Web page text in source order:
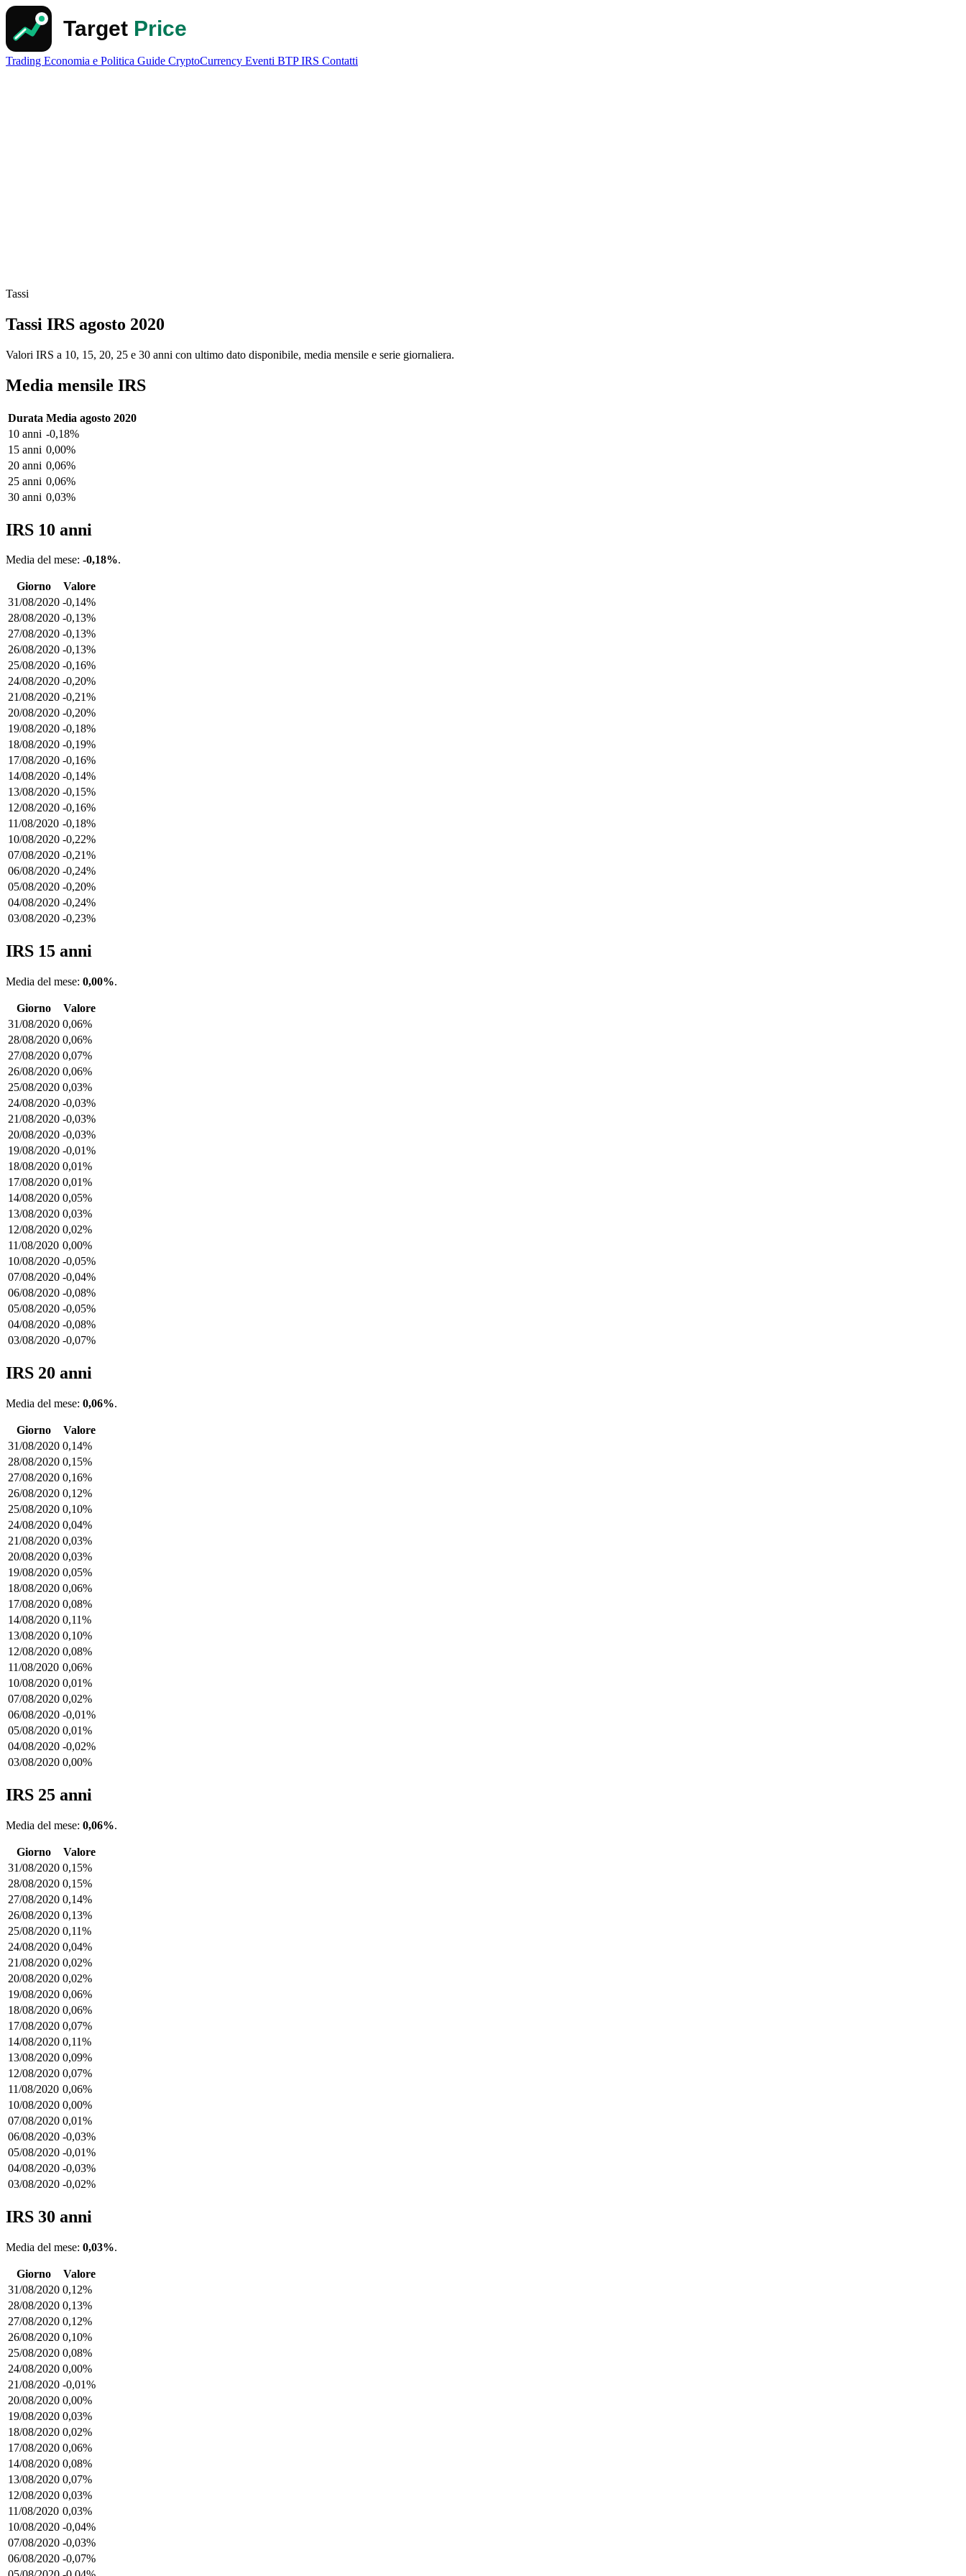
Trading Economia e Politica Guide CryptoCurrency Eventi BTPIRS Contatti
Tassi
Tassi IRS agosto 2020
Valori IRS a 10, 15, 20, 25 e 30 anni con ultimo dato disponibile, media mensile e serie giornaliera.
Media mensile IRS
Durata Media agosto 2020
10 anni -0,18%
15 anni 0,00%
20 anni 0,06%
25 anni 0,06%
30 anni 0,03%
IRS 10 anni
Media del mese: -0,18%.
Giorno
Valore
31/08/2020 -0,14%
28/08/2020 -0,13%
27/08/2020 -0,13%
26/08/2020 -0,13%
25/08/2020 -0,16%
24/08/2020 -0,20%
21/08/2020 -0,21%
20/08/2020 -0,20%
19/08/2020 -0,18%
18/08/2020 -0,19%
17/08/2020 -0,16%
14/08/2020 -0,14%
13/08/2020 -0,15%
12/08/2020 -0,16%
11/08/2020 -0,18%
10/08/2020 -0,22%
07/08/2020 -0,21%
06/08/2020 -0,24%
05/08/2020 -0,20%
04/08/2020 -0,24%
03/08/2020 -0,23%
IRS 15 anni
Media del mese: 0,00%.
Giorno
Valore
31/08/2020 0,06%
28/08/2020 0,06%
27/08/2020 0,07%
26/08/2020 0,06%
25/08/2020 0,03%
24/08/2020 -0,03%
21/08/2020 -0,03%
20/08/2020 -0,03%
19/08/2020 -0,01%
18/08/2020 0,01%
17/08/2020 0,01%
14/08/2020 0,05%
13/08/2020 0,03%
12/08/2020 0,02%
11/08/2020 0,00%
10/08/2020 -0,05%
07/08/2020 -0,04%
06/08/2020 -0,08%
05/08/2020 -0,05%
04/08/2020 -0,08%
03/08/2020 -0,07%
IRS 20 anni
Media del mese: 0,06%.
Giorno
Valore
31/08/2020 0,14%
28/08/2020 0,15%
27/08/2020 0,16%
26/08/2020 0,12%
25/08/2020 0,10%
24/08/2020 0,04%
21/08/2020 0,03%
20/08/2020 0,03%
19/08/2020 0,05%
18/08/2020 0,06%
17/08/2020 0,08%
14/08/2020 0,11%
13/08/2020 0,10%
12/08/2020 0,08%
11/08/2020 0,06%
10/08/2020 0,01%
07/08/2020 0,02%
06/08/2020 -0,01%
05/08/2020 0,01%
04/08/2020 -0,02%
03/08/2020 0,00%
IRS 25 anni
Media del mese: 0,06%.
Giorno
Valore
31/08/2020 0,15%
28/08/2020 0,15%
27/08/2020 0,14%
26/08/2020 0,13%
25/08/2020 0,11%
24/08/2020 0,04%
21/08/2020 0,02%
20/08/2020 0,02%
19/08/2020 0,06%
18/08/2020 0,06%
17/08/2020 0,07%
14/08/2020 0,11%
13/08/2020 0,09%
12/08/2020 0,07%
11/08/2020 0,06%
10/08/2020 0,00%
07/08/2020 0,01%
06/08/2020 -0,03%
05/08/2020 -0,01%
04/08/2020 -0,03%
03/08/2020 -0,02%
IRS 30 anni
Media del mese: 0,03%.
Giorno
Valore
31/08/2020 0,12%
28/08/2020 0,13%
27/08/2020 0,12%
26/08/2020 0,10%
25/08/2020 0,08%
24/08/2020 0,00%
21/08/2020 -0,01%
20/08/2020 0,00%
19/08/2020 0,03%
18/08/2020 0,02%
17/08/2020 0,06%
14/08/2020 0,08%
13/08/2020 0,07%
12/08/2020 0,03%
11/08/2020 0,03%
10/08/2020 -0,04%
07/08/2020 -0,03%
06/08/2020 -0,07%